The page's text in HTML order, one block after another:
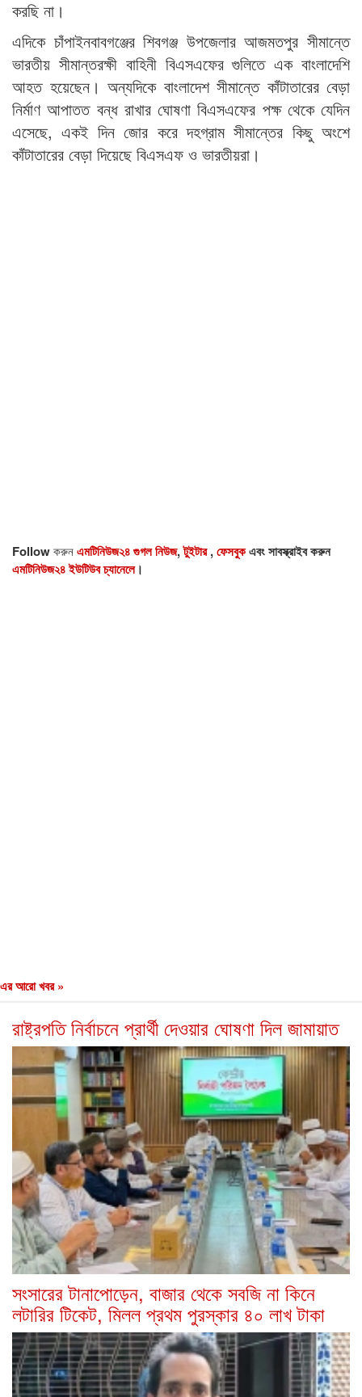
করছি না।
এদিকে চাঁপাইনবাবগঞ্জের শিবগঞ্জ উপজেলার আজমতপুর সীমান্তে
ভারতীয় সীমান্তরক্ষী বাহিনী বিএসএফের গুলিতে এক বাংলাদেশি
আহত হয়েছেন। অন্যদিকে বাংলাদেশ সীমান্তে কাঁটাতারের বেড়া
নির্মাণ আপাতত বন্ধ রাখার ঘোষণা বিএসএফের পক্ষ থেকে যেদিন
এসেছে, একই দিন জোর করে দহগ্রাম সীমান্তের কিছু অংশে
কাঁটাতারের বেড়া দিয়েছে বিএসএফ ও ভারতীয়রা।
Followকরুনএমটিনিউজ২৪ গুগল নিউজ,টুইটার,ফেসবুকএবং সাবস্ক্রাইব করুন
এমটিনিউজ২৪ ইউটিউব চ্যানেলে।
এর আরো খবর »
রাষ্ট্রপতি নির্বাচনে প্রার্থী দেওয়ার ঘোষণা দিল জামায়াত
সংসারের টানাপোড়েন, বাজার থেকে সবজি না কিনে
লটারির টিকেট, মিলল প্রথম পুরস্কার ৪০ লাখ টাকা